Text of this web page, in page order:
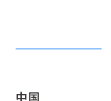
中国